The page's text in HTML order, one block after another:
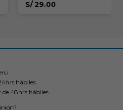
S/ 29.00
hábiles
48hrs hábiles